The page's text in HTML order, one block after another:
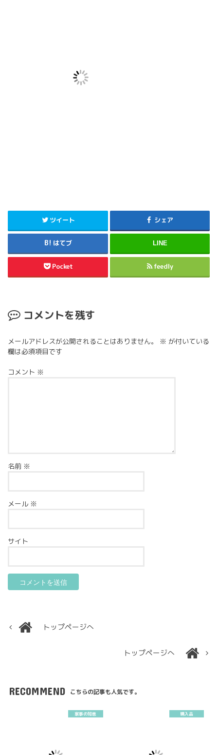
ツイート シェア
はてブ LINE
Pocket feedly
コメントを残す
メールアドレスが公開されることはありません。 ※ が付いている
欄は必須項目です
コメント ※
名前 ※
メール ※
サイト
トップページへ
トップページへ
RECOMMEND こちらの記事も人気です。
家事の知恵 購入品